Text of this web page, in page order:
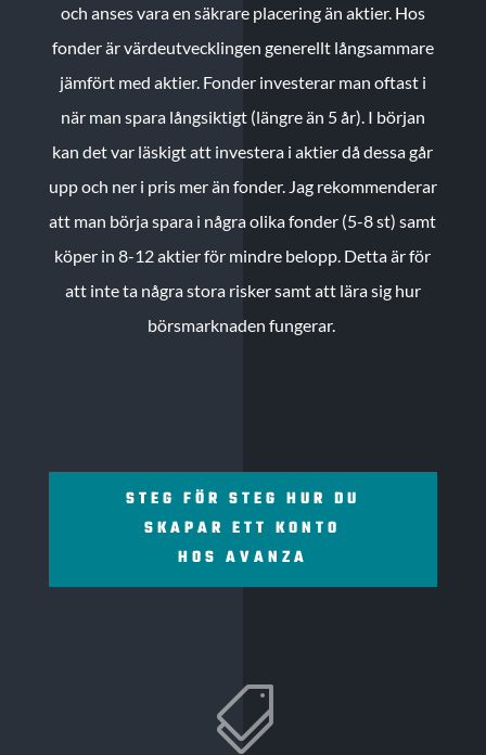
och anses vara en säkrare placering än aktier. Hos
fonder är värdeutvecklingen generellt långsammare
jämfört med aktier. Fonder investerar man oftast i
när man spara långsiktigt (längre än 5 år). I början
kan det var läskigt att investera i aktier då dessa går
upp och ner i pris mer än fonder. Jag rekommenderar
att man börja spara i några olika fonder (5-8 st) samt
köper in 8-12 aktier för mindre belopp. Detta är för
att inte ta några stora risker samt att lära sig hur
börsmarknaden fungerar.
STEG FÖR STEG HUR DU
SKAPAR ETT KONTO
HOS AVANZA
